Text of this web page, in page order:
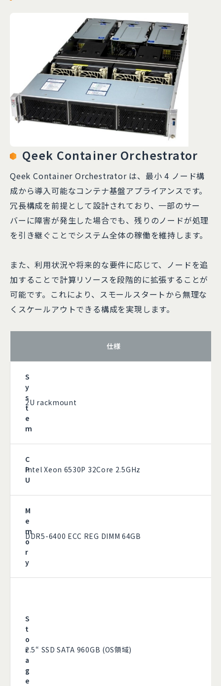
Qeek Container Orchestrator
Qeek Container Orchestrator は、最小 4 ノード構
成から導入可能なコンテナ基盤アプライアンスです。
冗長構成を前提として設計されており、一部のサー
バーに障害が発生した場合でも、残りのノードが処理
を引き継ぐことでシステム全体の稼働を維持します。
また、利用状況や将来的な要件に応じて、ノードを追
加することで計算リソースを段階的に拡張することが
可能です。これにより、スモールスタートから無理な
くスケールアウトできる構成を実現します。
仕様
S
y
s
t
e
m
2U rackmount
C
P
U
Intel Xeon 6530P 32Core 2.5GHz
M
e
m
o
r
y
DDR5-6400 ECC REG DIMM 64GB
S
t
o
r
a
g
e
2.5“ SSD SATA 960GB (OS領域)